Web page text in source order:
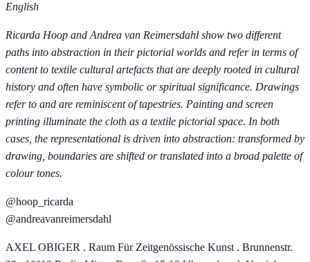
English
Ricarda Hoop and Andrea van Reimersdahl show two different
paths into abstraction in their pictorial worlds and refer in terms of
content to textile cultural artefacts that are deeply rooted in cultural
history and often have symbolic or spiritual significance. Drawings
refer to and are reminiscent of tapestries. Painting and screen
printing illuminate the cloth as a textile pictorial space. In both
cases, the representational is driven into abstraction: transformed by
drawing, boundaries are shifted or translated into a broad palette of
colour tones.
@hoop_ricarda
@andreavanreimersdahl
AXEL OBIGER . Raum Für Zeitgenössische Kunst . Brunnenstr.